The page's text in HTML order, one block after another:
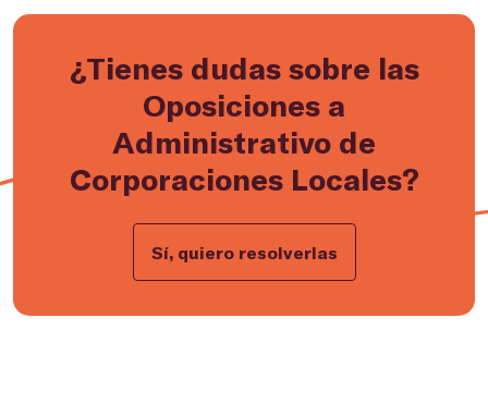
¿Tienes dudas sobre las
Oposiciones a
Administrativo de
Corporaciones Locales?
Sí, quiero resolverlas